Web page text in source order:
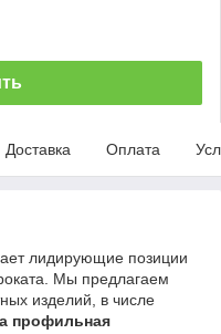
Доставка Оплата
лидирующие позиции
Мы предлагаем
изделий, в числе
профильная